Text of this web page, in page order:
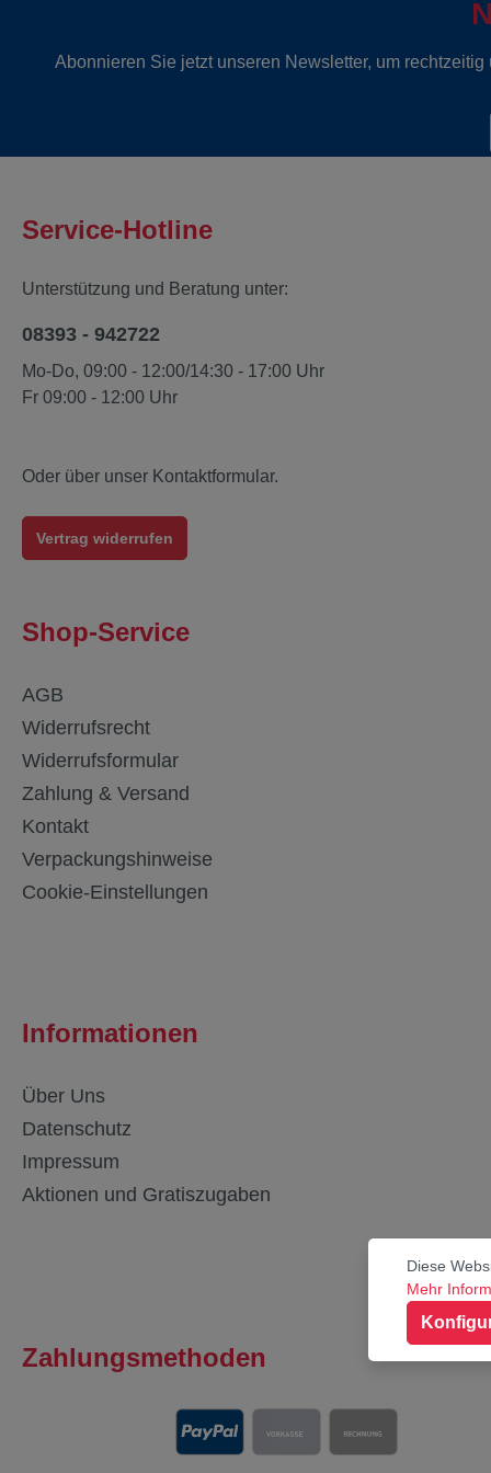
Abonnieren Sie jetzt unseren Newsletter, um
Service-Hotline
Unterstützung und Beratung unter:
08393 - 942722
Mo-Do, 09:00 - 12:00/14:30 - 17:00 Uhr
Fr 09:00 - 12:00 Uhr
Oder über unser Kontaktformular.
Vertrag widerrufen
Shop-Service
AGB
Widerrufsrecht
Widerrufsformular
Zahlung & Versand
Kontakt
Verpackungshinweise
Cookie-Einstellungen
Informationen
Über Uns
Datenschutz
Impressum
Aktionen und Gratiszugaben
Zahlungsmethoden
Diese
Mehr